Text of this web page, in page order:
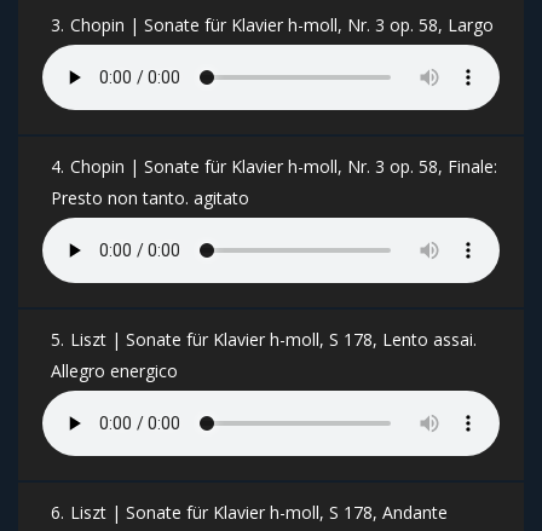
3. Chopin | Sonate für Klavier h-moll, Nr. 3 op. 58, Largo
4. Chopin | Sonate für Klavier h-moll, Nr. 3 op. 58, Finale:
Presto non tanto. agitato
5. Liszt | Sonate für Klavier h-moll, S 178, Lento assai.
Allegro energico
6. Liszt | Sonate für Klavier h-moll, S 178, Andante